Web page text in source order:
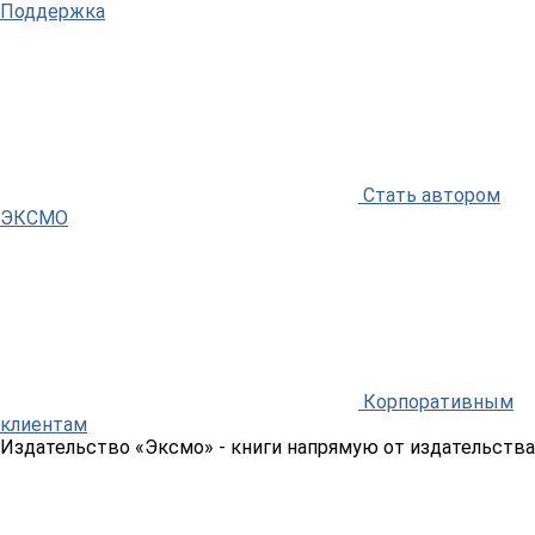
Поддержка
Стать автором
ЭКСМО
Корпоративным
клиентам
Издательство «Эксмо» - книги напрямую от издательства